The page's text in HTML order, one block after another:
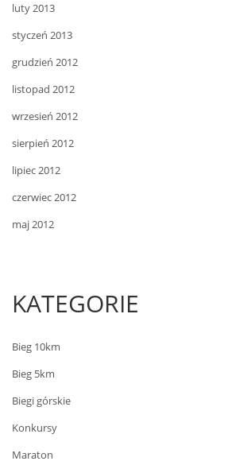
luty 2013
styczeń 2013
grudzień 2012
listopad 2012
wrzesień 2012
sierpień 2012
lipiec 2012
czerwiec 2012
maj 2012
KATEGORIE
Bieg 10km
Bieg 5km
Biegi górskie
Konkursy
Maraton